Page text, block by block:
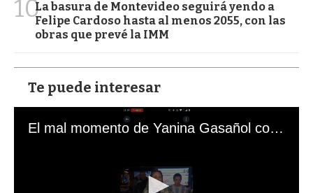
10La basura de Montevideo seguirá yendo a
Felipe Cardoso hasta al menos 2055, con las
obras que prevé la IMM
Te puede interesar
El mal momento de Yanina Gasañol con un hincha argentino en "Subrayado"